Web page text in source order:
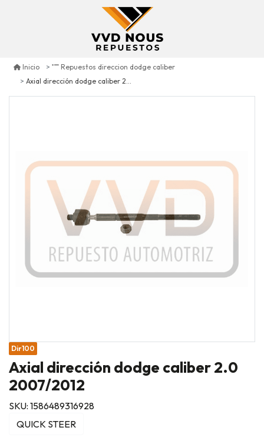
Inicio
Repuestos direccion dodge caliber
Axial dirección dodge caliber 2.0 2007/2012
Dir100
Axial dirección dodge caliber 2.0
2007/2012
SKU: 1586489316928
QUICK STEER